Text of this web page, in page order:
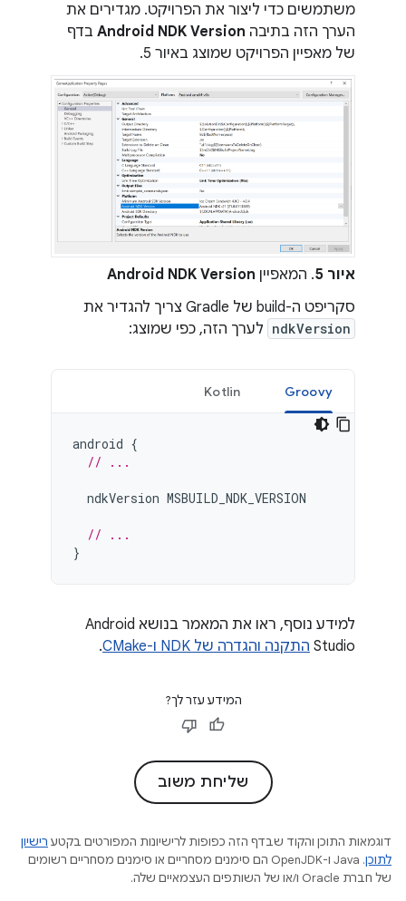
משתמשים כדי ליצור את הפרויקט. מגדירים את
הערך הזה בתיבה Android NDK Version בדף
של מאפיין הפרויקט שמוצג באיור 5.
איור 5 . המאפיין Android NDK Version
סקריפט ה-build של Gradle צריך להגדיר את
ndkVersion לערך הזה, כפי שמוצג:
Groovy
Kotlin
android {
// ...
ndkVersion MSBUILD_NDK_VERSION
// ...
}
למידע נוסף, ראו את המאמר בנושא Android
Studio התקנה והגדרה של NDK ו-CMake .
המידע עזר לך?
שליחת משוב
דוגמאות התוכן והקוד שבדף הזה כפופות לרישיונות המפורטים בקטע רישיון
לתוכן
.‏ Java ו-OpenJDK הם סימנים מסחריים או סימנים מסחריים רשומים
של חברת Oracle ו/או של השותפים העצמאיים שלה.